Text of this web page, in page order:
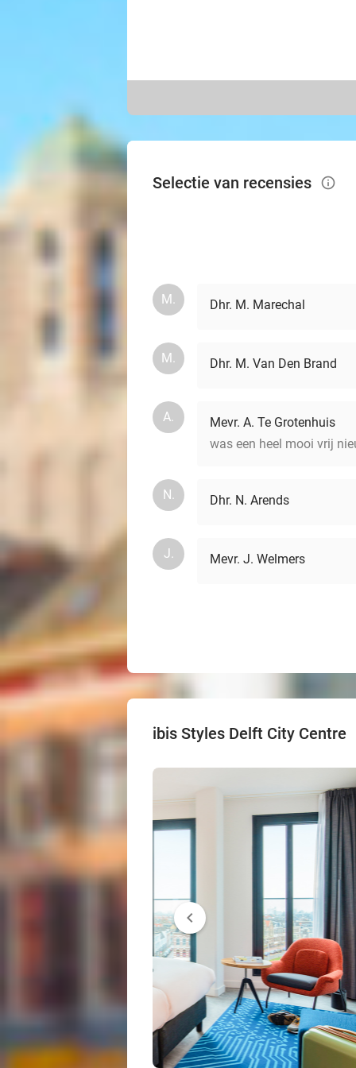
Selectie van recensies info_outlined
M. Dhr. M. Marechal
M. Dhr. M. Van Den Brand
A.
Mevr. A. Te Grotenhuis
was een heel mooi vrij
N. Dhr. N. Arends
J. Mevr. J. Welmers
ibis Styles Delft City Centre
chevron_left